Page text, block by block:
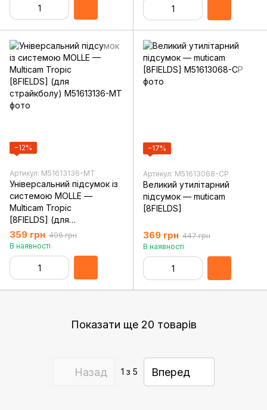
−12%
Артикул: M51613136-MT
Універсальний підсумок із
системою MOLLE —
Multicam Tropic
[8FIELDS] (для
страйкболу)
359 грн 406 грн
В наявності
−17%
Артикул: M51613068-CP
Великий утилітарний
підсумок — muticam
[8FIELDS]
369 грн 447 грн
В наявності
Показати ще 20 товарів
Назад 1 з 5 Вперед